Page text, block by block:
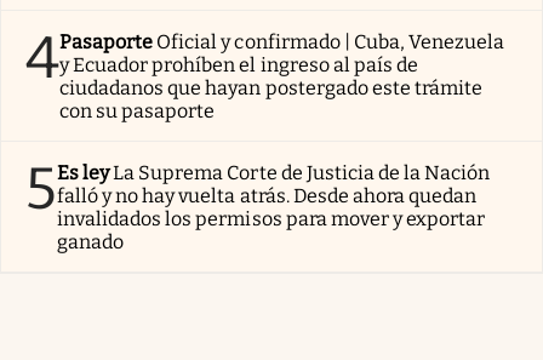
4Pasaporte Oficial y confirmado | Cuba, Venezuela
y Ecuador prohíben el ingreso al país de
ciudadanos que hayan postergado este trámite
con su pasaporte
5Es leyLa Suprema Corte de Justicia de la Nación
falló y no hay vuelta atrás. Desde ahora quedan
invalidados los permisos para mover y exportar
ganado